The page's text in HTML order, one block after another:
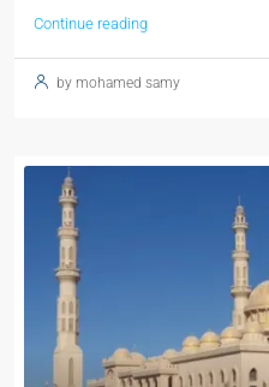
Continue reading
by mohamed samy